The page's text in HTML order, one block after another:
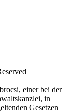
einer bei der
in
Gesetzen